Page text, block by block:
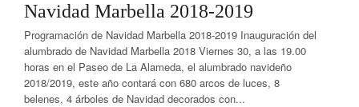
Navidad Marbella 2018-2019
Programación de Navidad Marbella 2018-2019 Inauguración del
alumbrado de Navidad Marbella 2018 Viernes 30, a las 19.00
horas en el Paseo de La Alameda, el alumbrado navideño
2018/2019, este año contará con 680 arcos de luces, 8
belenes, 4 árboles de Navidad decorados con...